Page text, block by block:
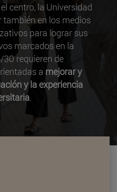
centro, la Universidad
en los medios
para lograr sus
marcados en la
requieren de
a mejorar y
y la experiencia
.